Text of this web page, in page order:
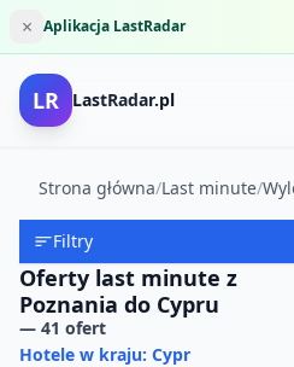
× Aplikacja LastRadar
LR LastRadar.pl
Strona główna/Last minute/
Filtry
Oferty last minute z
Poznania do Cypru
— 41 ofert
Hotele w kraju: Cypr